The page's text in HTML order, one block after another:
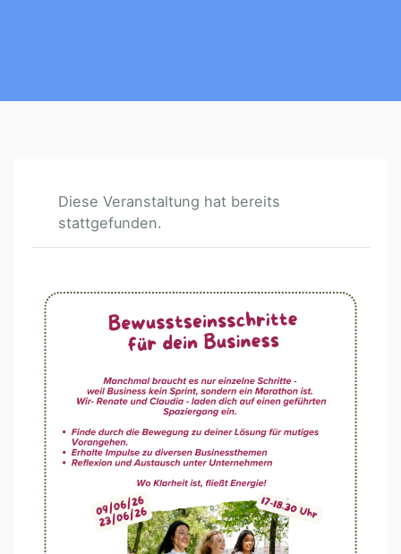
Diese Veranstaltung hat bereits
stattgefunden.
U
S
N
E
S
S
S
C